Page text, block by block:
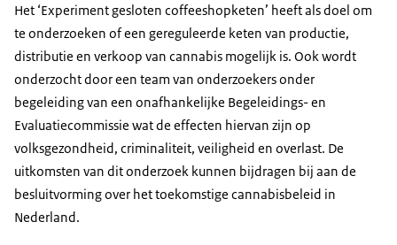
Het ‘Experiment gesloten coffeeshopketen’ heeft als doel om
te onderzoeken of een gereguleerde keten van productie,
distributie en verkoop van cannabis mogelijk is. Ook wordt
onderzocht door een team van onderzoekers onder
begeleiding van een onafhankelijke Begeleidings- en
Evaluatiecommissie wat de effecten hiervan zijn op
volksgezondheid, criminaliteit, veiligheid en overlast. De
uitkomsten van dit onderzoek kunnen bijdragen bij aan de
besluitvorming over het toekomstige cannabisbeleid in
Nederland.